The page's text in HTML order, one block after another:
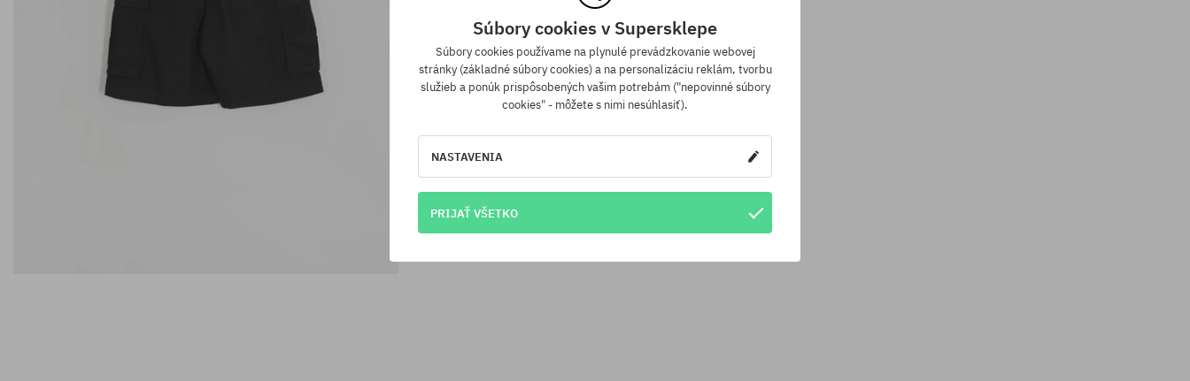
Súbory cookies v Supersklepe
Súbory cookies používame na plynulé prevádzkovanie webovej
stránky (základné súbory cookies) a na personalizáciu reklám, tvorbu
služieb a ponúk prispôsobených vašim potrebám ("nepovinné súbory
cookies" - môžete s nimi nesúhlasiť).
NASTAVENIA
PRIJAŤ VŠETKO